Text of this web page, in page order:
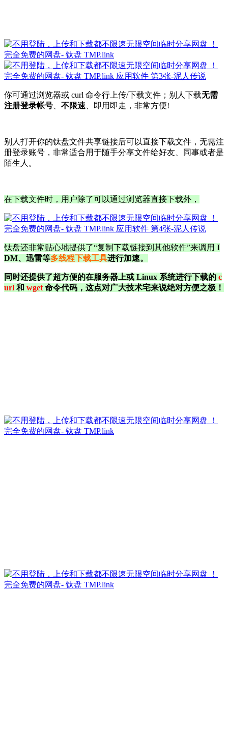
你可通过浏览器或 curl 命令行上传/下载文件；别人下载无需
注册登录帐号
不限速 、即用即走，非常方便!
别人打开你的钛盘文件共享链接后可以直接下载文件，无需注
册登录账号，非常适合用于随手分享文件给好友、同事或者是
陌生人。
在下载文件时，用户除了可以通过浏览器直接下载外，
钛盘还非常贴心地提供了“复制下载链接到其他软件”来调用 I
DM、迅雷等多线程下载工具进行加速。
同时还提供了超方便的在服务器上或 Linux 系统进行下载的 c
url 和 wget 命令代码，这点对广大技术宅来说绝对方便之极！